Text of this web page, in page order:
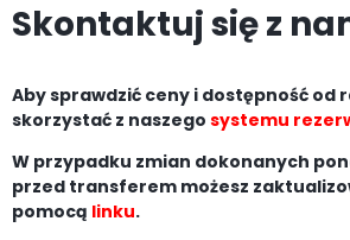
Skontaktuj się z
Aby sprawdzić ceny i dostępność od
skorzystać z naszego systemu
W przypadku zmian dokonanych
przed transferem możesz
pomocą linku.